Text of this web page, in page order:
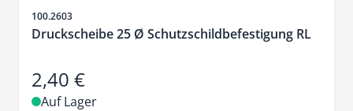
Artikelnr.
100.2603
Druckscheibe 25 Ø Schutzschildbefestigung RL
2,40 €
Auf Lager